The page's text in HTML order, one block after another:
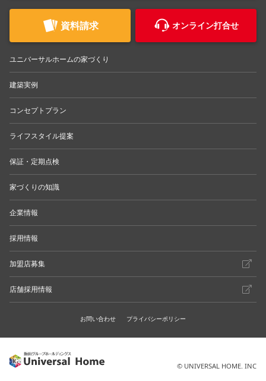
資料請求 オンライン打合せ
ユニバーサルホームの家づくり
建築実例
コンセプトプラン
ライフスタイル提案
保証・定期点検
家づくりの知識
企業情報
採用情報
加盟店募集
店舗採用情報
お問い合わせ プライバシーポリシー
© UNIVERSAL HOME. INC